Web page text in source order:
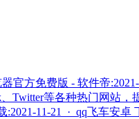
官方免费版 - 软件帝
、Twitter等各种热门网站
11-21 · qq飞车安卓